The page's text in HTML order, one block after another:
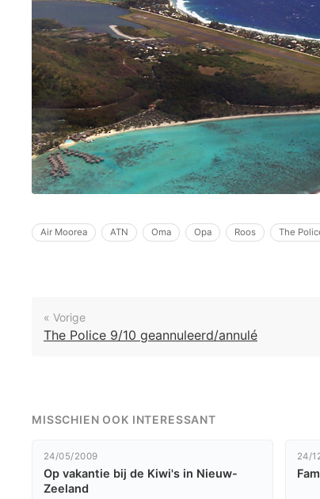
Air Moorea ATN Oma Opa Roos The
« Vorige
The Police 9/10 geannuleerd/annulé
MISSCHIEN OOK INTERESSANT
24/05/2009
Op vakantie bij de Kiwi's in Nieuw-
Zeeland
24/